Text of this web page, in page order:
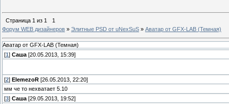
Страница 1 из 1
1
Форум WEB дизайнеров » Элитные PSD от uNexSuS » Аватар от GFX-LAB (Темная)
Аватар от GFX-LAB (Темная)
[1 ] Саша [20.05.2013, 15:39]
[2] ElemezoR [26.05.2013, 22:20]
мм че то нехватает 5.10
[3] Саша [29.05.2013, 19:52]